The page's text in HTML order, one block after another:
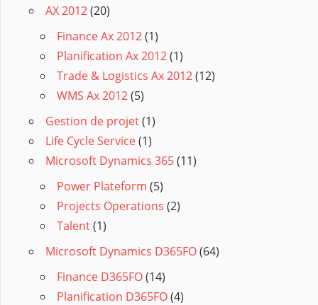
AX 2012(20)
Finance Ax 2012(1)
Planification Ax 2012(1)
Trade & Logistics Ax 2012(12)
WMS Ax 2012(5)
Gestion de projet(1)
Life Cycle Service(1)
Microsoft Dynamics 365(11)
Power Plateform (5)
Projects Operations (2)
Talent(1)
Microsoft Dynamics D365FO(64)
Finance D365FO(14)
Planification D365FO(4)